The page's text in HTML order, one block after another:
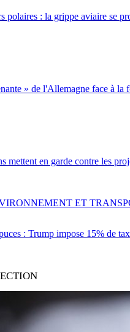
polaires : la grippe aviaire se
» de l'Allemagne face à la
mettent en garde contre les
: Trump impose 15% de
ET